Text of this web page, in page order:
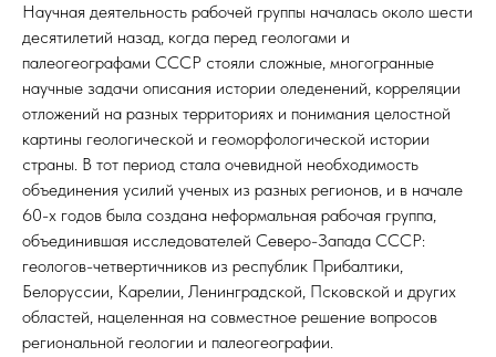
Научная деятельность рабочей группы началась около шести
десятилетий назад, когда перед геологами и
палеогеографами СССР стояли сложные, многогранные
научные задачи описания истории оледенений, корреляции
отложений на разных территориях и понимания целостной
картины геологической и геоморфологической истории
страны. В тот период стала очевидной необходимость
объединения усилий ученых из разных регионов, и в начале
60-х годов была создана неформальная рабочая группа,
объединившая исследователей Северо-Запада СССР:
геологов-четвертичников из республик Прибалтики,
Белоруссии, Карелии, Ленинградской, Псковской и других
областей, нацеленная на совместное решение вопросов
региональной геологии и палеогеографии.